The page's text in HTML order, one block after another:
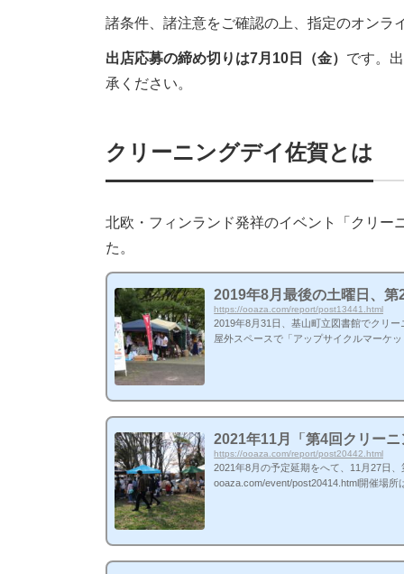
諸条件、諸注意をご確認の上、指定のオンラ
出店応募の締め切りは7月10日（金） です。
承ください。
クリーニングデイ佐賀とは
北欧・フィンランド発祥のイベント「クリー
た。
2019年8月最後の土曜日、
https://ooaza.com/report/post13441.html
2019年8月31日、基山町立図書館でクリ
屋外スペースで「アップサイクルマーケ
2021年11月「第4回クリー
https://ooaza.com/report/post20442.html
2021年8月の予定延期をへて、11月27日
ooaza.com/event/post20414.html開催場